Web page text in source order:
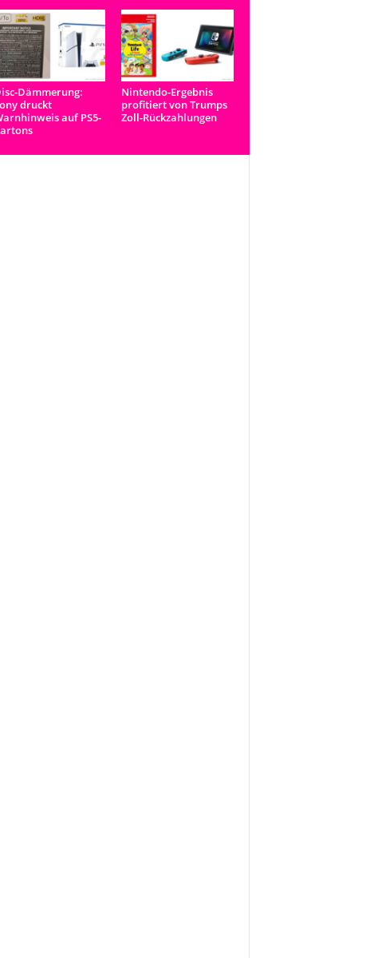
Dämmerung:
druckt
auf PS5-
Nintendo-Ergebnis
profitiert von Trumps
Zoll-Rückzahlungen